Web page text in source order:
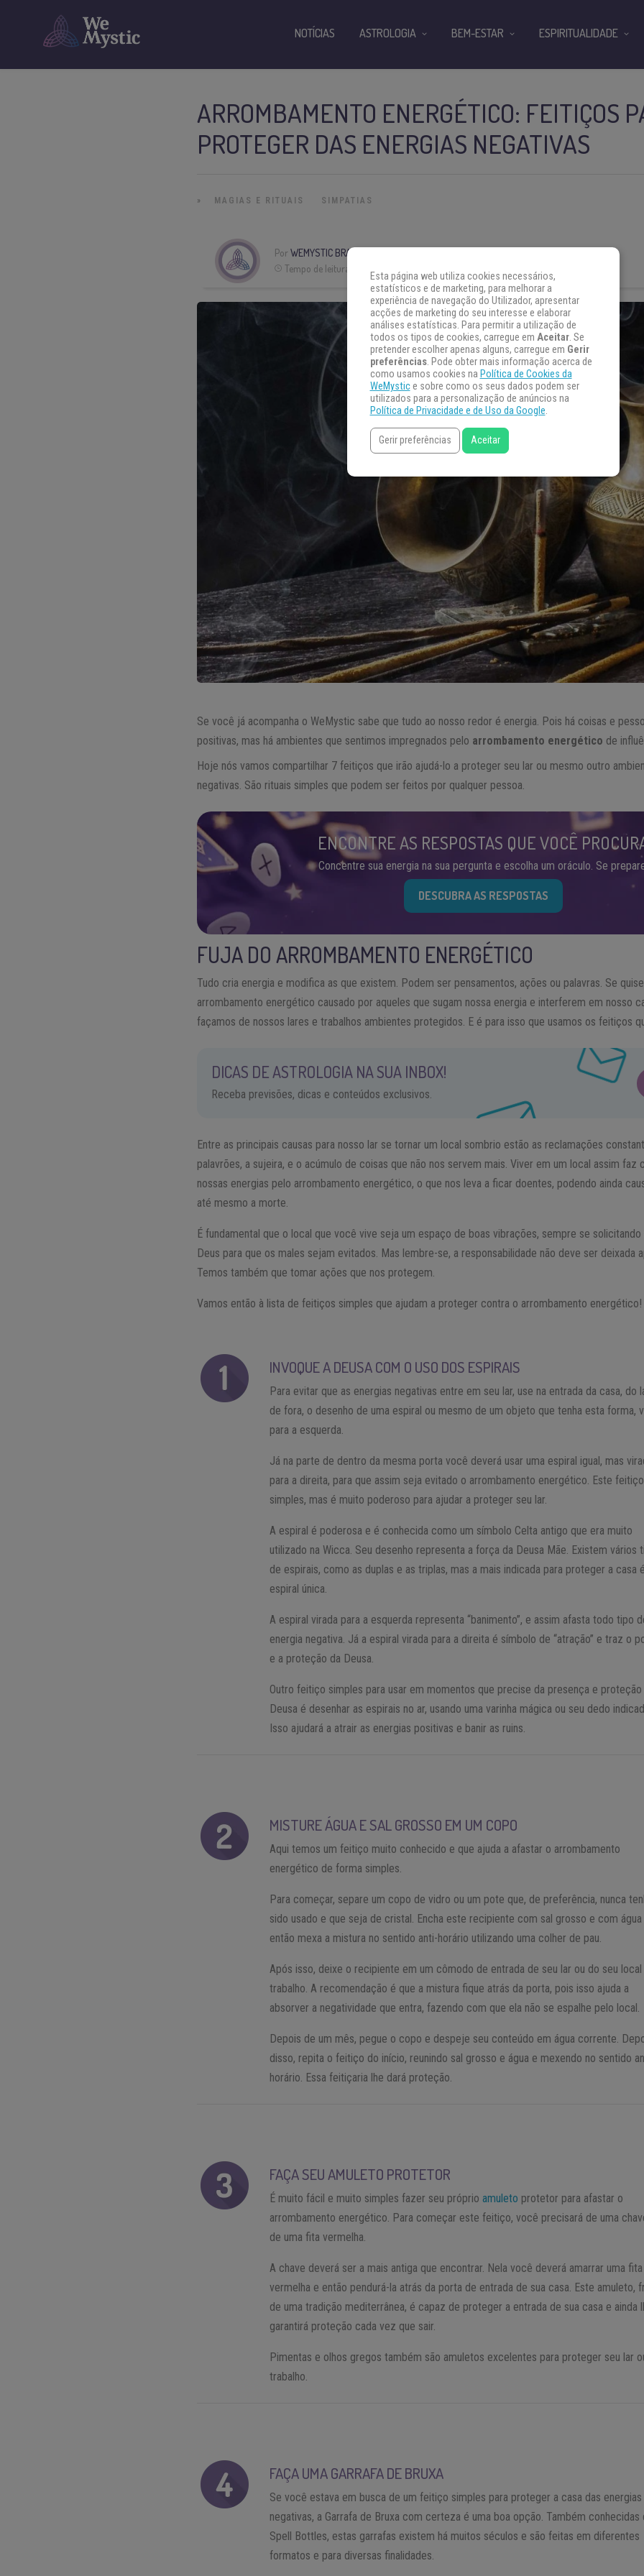
ARROMBAMENTO ENERGÉTICO: FEITIÇOS
PROTEGER DAS ENERGIAS NEGATIVAS
» MAGIAS E RITUAIS SIMPATIAS
PorWEMYSTIC BRASIL
Tempo de leitura:
Se você já acompanha o WeMystic sabe que tudo ao nosso redor é energia. Pois há coisas e
positivas, mas há ambientes que sentimos impregnados pelo arrombamento energético de
Hoje nós vamos compartilhar 7 feitiços que irão ajudá-lo a proteger seu lar ou mesmo outro
negativas. São rituais simples que podem ser feitos por qualquer pessoa.
ENCONTRE AS RESPOSTAS QUE VOCÊ
Concentre sua energia na sua pergunta e escolha um oráculo. Se
DESCUBRA AS RESPOSTAS
FUJA DO ARROMBAMENTO ENERGÉTICO
Tudo cria energia e modifica as que existem. Podem ser pensamentos, ações ou palavras. Se
arrombamento energético causado por aqueles que sugam nossa energia e interferem em nosso
façamos de nossos lares e trabalhos ambientes protegidos. E é para isso que usamos os feitiços
DICAS DE ASTROLOGIA NA SUA INBOX!
Receba previsões, dicas e conteúdos exclusivos.
Entre as principais causas para nosso lar se tornar um local sombrio estão as reclamações
palavrões, a sujeira, e o acúmulo de coisas que não nos servem mais. Viver em um local assim faz
nossas energias pelo arrombamento energético, o que nos leva a ficar doentes, podendo ainda
até mesmo a morte.
É fundamental que o local que você vive seja um espaço de boas vibrações, sempre se
Deus para que os males sejam evitados. Mas lembre-se, a responsabilidade não deve ser deixada
Temos também que tomar ações que nos protegem.
Vamos então à lista de feitiços simples que ajudam a proteger contra o arrombamento energético!
INVOQUE A DEUSA COM O USO DOS ESPIRAIS
Para evitar que as energias negativas entre em seu lar, use na entrada da casa, do
de fora, o desenho de uma espiral ou mesmo de um objeto que tenha esta forma,
para a esquerda.
Já na parte de dentro da mesma porta você deverá usar uma espiral igual, mas
para a direita, para que assim seja evitado o arrombamento energético. Este
simples, mas é muito poderoso para ajudar a proteger seu lar.
A espiral é poderosa e é conhecida como um símbolo Celta antigo que era muito
utilizado na Wicca. Seu desenho representa a força da Deusa Mãe. Existem vários
de espirais, como as duplas e as triplas, mas a mais indicada para proteger a casa
espiral única.
A espiral virada para a esquerda representa “banimento”, e assim afasta todo tipo
energia negativa. Já a espiral virada para a direita é símbolo de “atração” e traz o
e a proteção da Deusa.
Outro feitiço simples para usar em momentos que precise da presença e proteção
Deusa é desenhar as espirais no ar, usando uma varinha mágica ou seu dedo
Isso ajudará a atrair as energias positivas e banir as ruins.
MISTURE ÁGUA E SAL GROSSO EM UM COPO
Aqui temos um feitiço muito conhecido e que ajuda a afastar o arrombamento
energético de forma simples.
Para começar, separe um copo de vidro ou um pote que, de preferência, nunca
sido usado e que seja de cristal. Encha este recipiente com sal grosso e com água
então mexa a mistura no sentido anti-horário utilizando uma colher de pau.
Após isso, deixe o recipiente em um cômodo de entrada de seu lar ou do seu local
trabalho. A recomendação é que a mistura fique atrás da porta, pois isso ajuda a
absorver a negatividade que entra, fazendo com que ela não se espalhe pelo local.
Depois de um mês, pegue o copo e despeje seu conteúdo em água corrente.
disso, repita o feitiço do início, reunindo sal grosso e água e mexendo no sentido
horário. Essa feitiçaria lhe dará proteção.
FAÇA SEU AMULETO PROTETOR
É muito fácil e muito simples fazer seu próprioamuleto protetor para afastar o
arrombamento energético. Para começar este feitiço, você precisará de uma
de uma fita vermelha.
A chave deverá ser a mais antiga que encontrar. Nela você deverá amarrar uma fita
vermelha e então pendurá-la atrás da porta de entrada de sua casa. Este amuleto,
de uma tradição mediterrânea, é capaz de proteger a entrada de sua casa e ainda
garantirá proteção cada vez que sair.
Pimentas e olhos gregos também são amuletos excelentes para proteger seu lar
trabalho.
FAÇA UMA GARRAFA DE BRUXA
Se você estava em busca de um feitiço simples para proteger a casa das energias
negativas, a Garrafa de Bruxa com certeza é uma boa opção. Também conhecidas
Spell Bottles, estas garrafas existem há muitos séculos e são feitas em diferentes
formatos e para diversas finalidades.
NOTÍCIAS ASTROLOGIA BEM-ESTAR ESPIRITUALIDADE
Esta página web utiliza cookies necessários,
estatísticos e de marketing, para melhorar a
experiência de navegação do Utilizador, apresentar
acções de marketing do seu interesse e elaborar
análises estatísticas. Para permitir a utilização de
todos os tipos de cookies, carregue em Aceitar. Se
pretender escolher apenas alguns, carregue em Gerir
preferências. Pode obter mais informação acerca de
como usamos cookies na Política de Cookies da
WeMystice sobre como os seus dados podem ser
utilizados para a personalização de anúncios na
Política de Privacidade e de Uso da Google.
Gerir preferências Aceitar